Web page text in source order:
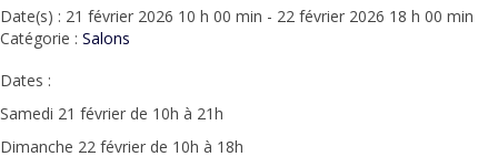
Date(s) : 21 février 2026 10 h 00 min - 22 février 2026 18 h 00 min
Catégorie : Salons
Dates :
Samedi 21 février de 10h à 21h
Dimanche 22 février de 10h à 18h